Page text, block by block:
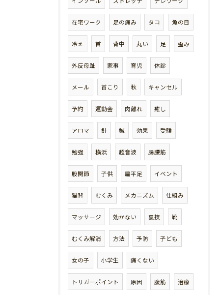
在宅ワーク 足の痛み タコ 魚の目
冷え 首 背中 丸い 足 歪み
外反母趾 家事 育児 休診
メール 首こり 秋 キャンセル
予約 運動会 肉離れ 癒し
アロマ 針 鍼 効果 受験
勉強 横浜 超音波 腸腰筋
股関節 子供 扁平足 イベント
猫背 むくみ メカニズム 仕組み
マッサージ 効かない 裏技 靴
むくみ解消 方法 予防 子ども
女の子 小学生 痛くない
トリガーポイント 原因 腹筋 治療